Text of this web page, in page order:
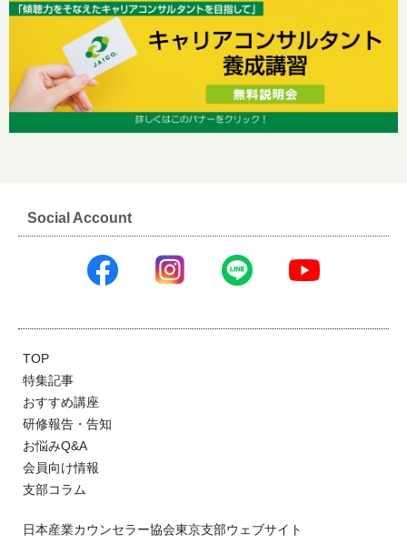
Social Account
TOP
特集記事
おすすめ講座
研修報告・告知
お悩みQ&A
会員向け情報
支部コラム
日本産業カウンセラー協会東京支部ウェブサイト